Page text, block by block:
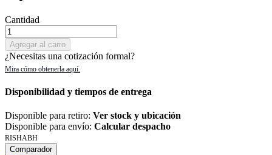
Cantidad
Agregar al carro
¿Necesitas una cotización formal?
Disponibilidad y tiempos de entrega
Disponible para retiro: Ver stock y ubicación
Disponible para envío: Calcular despacho
RISHABH
Comparador